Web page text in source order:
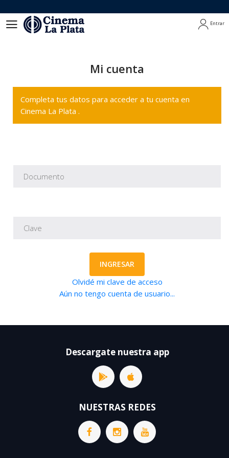
Entrar
Mi cuenta
Completa tus datos para acceder a tu cuenta en
Cinema La Plata .
INGRESAR
Olvidé mi clave de acceso
Aún no tengo cuenta de usuario...
Descargate nuestra app
NUESTRAS REDES